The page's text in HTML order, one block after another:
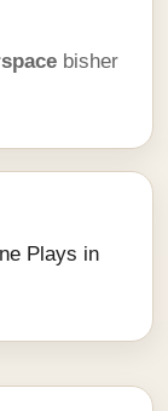
bisher
Plays in